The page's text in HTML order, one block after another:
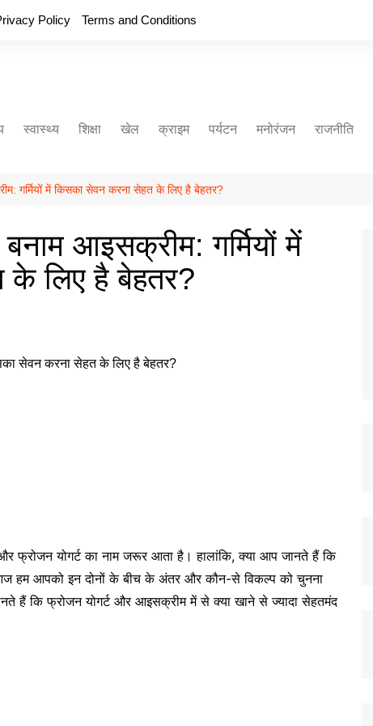
Policy Terms and Conditions
स्वास्थ्य शिक्षा खेल क्राइम पर्यटन मनोरंजन राजनीति
गर्मियों में किसका सेवन करना सेहत के लिए है बेहतर?
आइसक्रीम: गर्मियों में
लिए है बेहतर?
फ्रोजन योगर्ट का नाम जरूर आता है। हालांकि, क्या आप जानते हैं कि
हम आपको इन दोनों के बीच के अंतर और कौन-से विकल्प को चुनना
हैं कि फ्रोजन योगर्ट और आइसक्रीम में से क्या खाने से ज्यादा सेहतमंद